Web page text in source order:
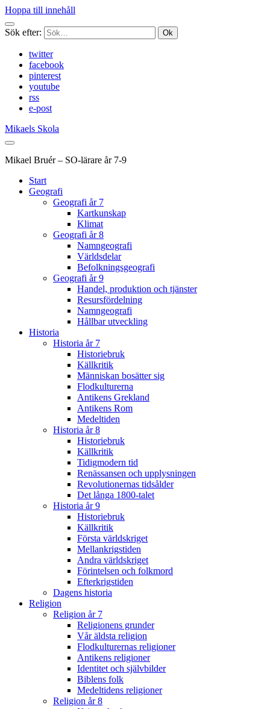
Hoppa till innehåll
Sök efter:
twitter
facebook
pinterest
youtube
rss
e-post
Mikaels Skola
Mikael Bruér – SO-lärare år 7-9
Start
Geografi
Geografi år 7
Kartkunskap
Klimat
Geografi år 8
Namngeografi
Världsdelar
Befolkningsgeografi
Geografi år 9
Handel, produktion och tjänster
Resursfördelning
Namngeografi
Hållbar utveckling
Historia
Historia år 7
Historiebruk
Källkritik
Människan bosätter sig
Flodkulturerna
Antikens Grekland
Antikens Rom
Medeltiden
Historia år 8
Historiebruk
Källkritik
Tidigmodern tid
Renässansen och upplysningen
Revolutionernas tidsålder
Det långa 1800-talet
Historia år 9
Historiebruk
Källkritik
Första världskriget
Mellankrigstiden
Andra världskriget
Förintelsen och folkmord
Efterkrigstiden
Dagens historia
Religion
Religion år 7
Religionens grunder
Vår äldsta religion
Flodkulturernas religioner
Antikens religioner
Identitet och självbilder
Biblens folk
Medeltidens religioner
Religion år 8